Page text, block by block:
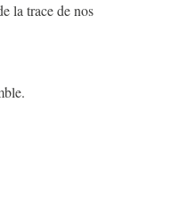
la trace de nos